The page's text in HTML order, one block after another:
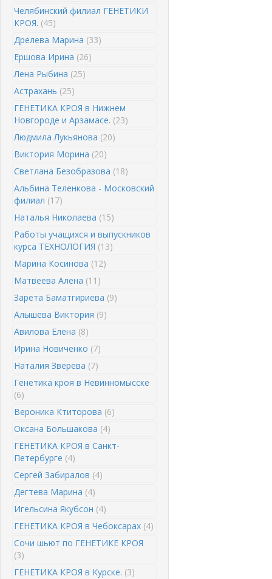
Челябинский филиал ГЕНЕТИКИ
КРОЯ. (45)
Дрелева Марина (33)
Ершова Ирина (26)
Лена Рыбина (25)
Астрахань (25)
ГЕНЕТИКА КРОЯ в Нижнем
Новгороде и Арзамасе. (23)
Людмила Лукьянова (20)
Виктория Морина (20)
Светлана Безобразова (18)
Альбина Теленкова - Московский
филиал (17)
Наталья Николаева (15)
Работы учащихся и выпускников
курса ТЕХНОЛОГИЯ (13)
Марина Косинова (12)
Матвеева Алена (11)
Зарета Баматгириева (9)
Алышева Виктория (9)
Авилова Елена (8)
Ирина Новиченко (7)
Наталия Зверева (7)
Генетика кроя в Невинномысске
(6)
Вероника Ктиторова (6)
Оксана Большакова (4)
ГЕНЕТИКА КРОЯ в Санкт-
Петербурге (4)
Сергей Забиралов (4)
Дегтева Марина (4)
Игельсина Якубсон (4)
ГЕНЕТИКА КРОЯ в Чебоксарах (4)
Сочи шьют по ГЕНЕТИКЕ КРОЯ
(3)
ГЕНЕТИКА КРОЯ в Курске. (3)